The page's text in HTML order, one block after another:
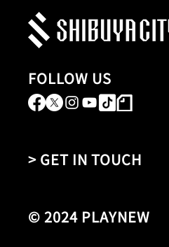
FOLLOW US
> GET IN TOUCH
© 2024 PLAYNEW